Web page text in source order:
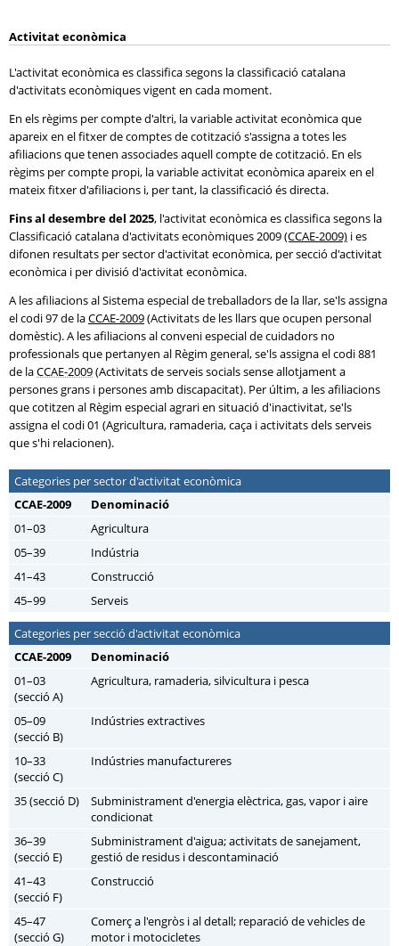
Activitat econòmica
L'activitat econòmica es classifica segons la classificació catalana
d'activitats econòmiques vigent en cada moment.
En els règims per compte d'altri, la variable activitat econòmica que
apareix en el fitxer de comptes de cotització s'assigna a totes les
afiliacions que tenen associades aquell compte de cotització. En els
règims per compte propi, la variable activitat econòmica apareix en el
mateix fitxer d'afiliacions i, per tant, la classificació és directa.
Fins al desembre del 2025, l'activitat econòmica es classifica segons la
Classificació catalana d'activitats econòmiques 2009(CCAE-2009) i es
difonen resultats per sector d'activitat econòmica, per secció d'activitat
econòmica i per divisió d'activitat econòmica.
A les afiliacions al Sistema especial de treballadors de la llar, se'ls assigna
el codi 97 de laCCAE-2009(Activitats de les llars que ocupen personal
domèstic). A les afiliacions al conveni especial de cuidadors no
professionals que pertanyen al Règim general, se'ls assigna el codi 881
de laCCAE-2009(Activitats de serveis socials sense allotjament a
persones grans i persones amb discapacitat). Per últim, a les afiliacions
que cotitzen al Règim especial agrari en situació d'inactivitat, se'ls
assigna el codi 01 (Agricultura, ramaderia, caça i activitats dels serveis
que s'hi relacionen).
Categories per sector d'activitat econòmica
CCAE-2009
Denominació
01–03
Agricultura
05–39
Indústria
41–43
Construcció
45–99
Serveis
Categories per secció d'activitat econòmica
CCAE-2009
Denominació
01–03
(secció A)
Agricultura, ramaderia, silvicultura i pesca
05–09
(secció B)
Indústries extractives
10–33
(secció C)
Indústries manufactureres
35 (secció D)
Subministrament d'energia elèctrica, gas, vapor i aire
condicionat
36–39
(secció E)
Subministrament d'aigua; activitats de sanejament,
gestió de residus i descontaminació
41–43
(secció F)
Construcció
45–47
(secció G)
Comerç a l'engròs i al detall; reparació de vehicles de
motor i motocicletes